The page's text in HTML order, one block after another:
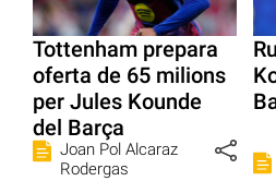
Tottenham prepara
oferta de 65 milions
per Jules Kounde
del Barça
Joan Pol Alcaraz
Rodergas